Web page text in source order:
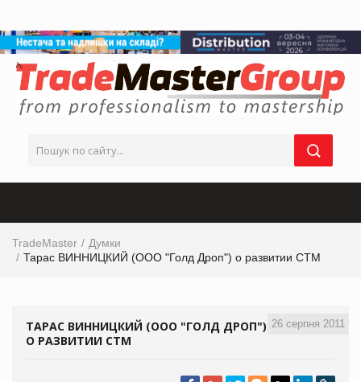
TradeMaster
Думки
Тарас ВИННИЦКИЙ (ООО "Голд Дроп") о развитии СТМ
26 серпня 2011
ТАРАС ВИННИЦКИЙ (ООО "ГОЛД ДРОП")
О РАЗВИТИИ СТМ